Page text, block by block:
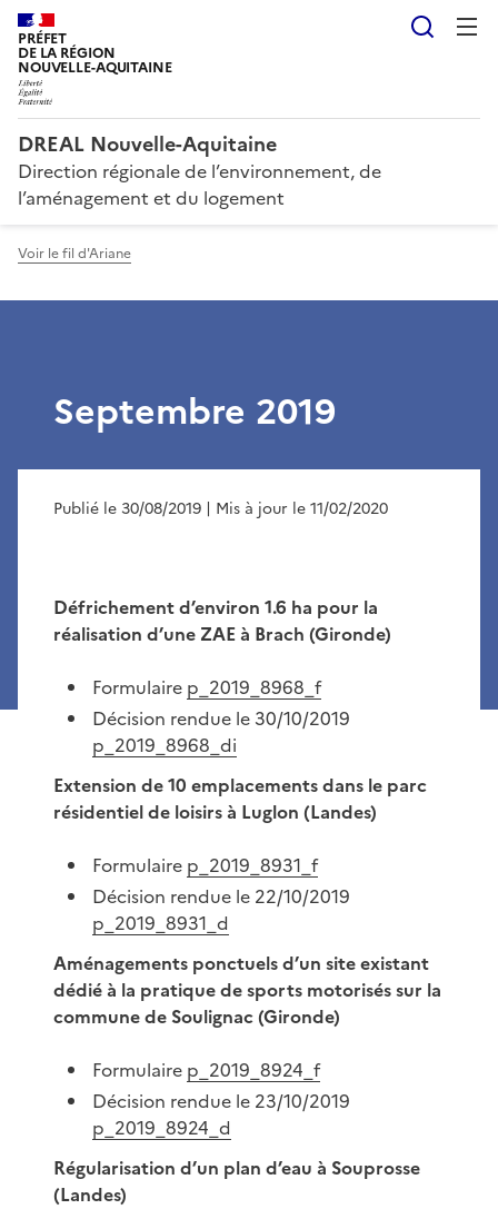
PRÉFET
DE LA RÉGION
NOUVELLE-AQUITAINE
DREAL Nouvelle-Aquitaine
Direction régionale de l’environnement, de
l’aménagement et du logement
Voir le fil d'Ariane
Septembre 2019
Publié le 30/08/2019 | Mis à jour le 11/02/2020
Défrichement d’environ 1.6 ha pour la
réalisation d’une ZAE à Brach (Gironde)
Formulaire p_2019_8968_f
Décision rendue le 30/10/2019
p_2019_8968_di
Extension de 10 emplacements dans le parc
résidentiel de loisirs à Luglon (Landes)
Formulaire p_2019_8931_f
Décision rendue le 22/10/2019
p_2019_8931_d
Aménagements ponctuels d’un site existant
dédié à la pratique de sports motorisés sur la
commune de Soulignac (Gironde)
Formulaire p_2019_8924_f
Décision rendue le 23/10/2019
p_2019_8924_d
Régularisation d’un plan d’eau à Souprosse
(Landes)